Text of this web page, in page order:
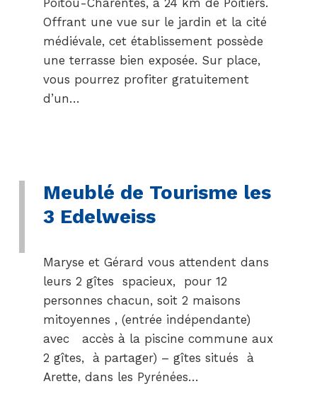
Offrant une vue sur le jardin et la cité
médiévale, cet établissement possède
une terrasse bien exposée. Sur place,
vous pourrez profiter gratuitement
d’un…
Meublé de Tourisme les
3 Edelweiss
Maryse et Gérard vous attendent dans
leurs 2 gîtes spacieux, pour 12
personnes chacun, soit 2 maisons
mitoyennes , (entrée indépendante)
avec accès à la piscine commune aux
2 gîtes, à partager) – gîtes situés à
Arette, dans les Pyrénées…